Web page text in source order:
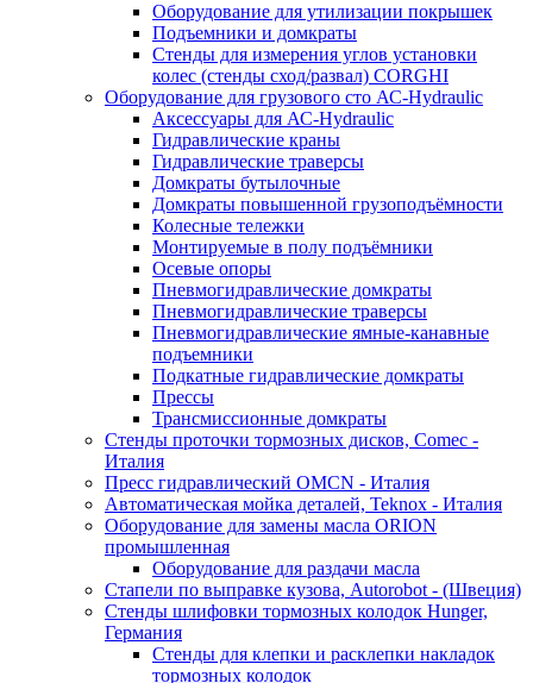
Оборудование для утилизации покрышек
Подъемники и домкраты
Стенды для измерения углов установки
колес (стенды сход/развал) CORGHI
Оборудование для грузового сто АС-Hydraulic
Аксессуары для АС-Hydraulic
Гидравлические краны
Гидравлические траверсы
Домкраты бутылочные
Домкраты повышенной грузоподъёмности
Колесные тележки
Монтируемые в полу подъёмники
Осевые опоры
Пневмогидравлические домкраты
Пневмогидравлические траверсы
Пневмогидравлические ямные-канавные
подъемники
Подкатные гидравлические домкраты
Прессы
Трансмиссионные домкраты
Стенды проточки тормозных дисков, Comec -
Италия
Пресс гидравлический OMCN - Италия
Автоматическая мойка деталей, Teknox - Италия
Оборудование для замены масла ORION
промышленная
Оборудование для раздачи масла
Стапели по выправке кузова, Autorobot - (Швеция)
Стенды шлифовки тормозных колодок Hunger,
Германия
Стенды для клепки и расклепки накладок
тормозных колодок